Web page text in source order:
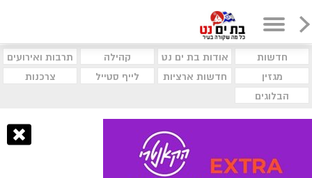
חדשות אודות בת ים נט קהילה
תרבות ואירועים
מגזין
חדשות ארציות לייף סטייל
צרכנות
הבלוגים